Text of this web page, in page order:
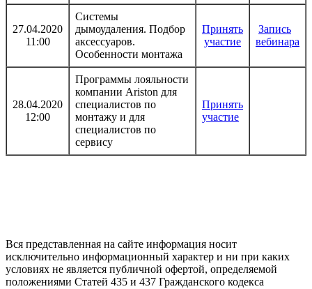
27.04.2020
11:00
Системы
дымоудаления. Подбор
аксессуаров.
Особенности монтажа
Принять
участие
Запись
вебинара
28.04.2020
12:00
Программы лояльности
компании Ariston для
специалистов по
монтажу и для
специалистов по
сервису
Принять
участие
Вся представленная на сайте информация носит
исключительно информационный характер и ни при каких
условиях не является публичной офертой, определяемой
положениями Статей 435 и 437 Гражданского кодекса